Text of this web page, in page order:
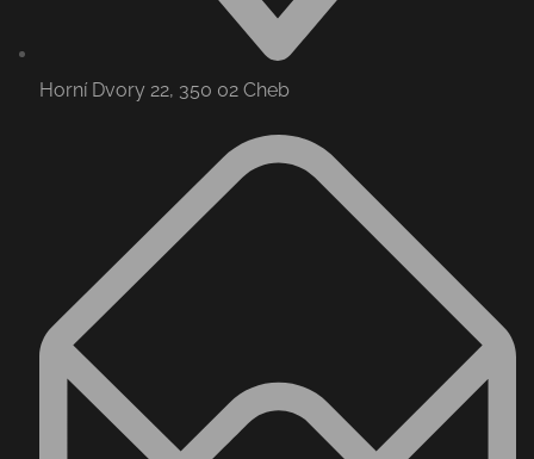
Horní Dvory 22, 350 02 Cheb